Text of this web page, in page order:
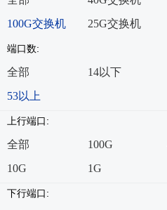
100G交换机
25G交换机
端口数:
全部 14以下
53以上
上行端口:
全部 100G
10G
1G
下行端口: